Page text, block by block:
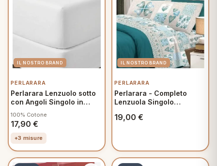
PERLARARA
Perlarara Lenzuolo sotto
con Angoli Singolo in
90x200 cm Bianco
100% Cotone
17,90 €
+3 misure
PERLARARA
Perlarara - Completo
Lenzuola Singolo
Primavera Verde
19,00 €